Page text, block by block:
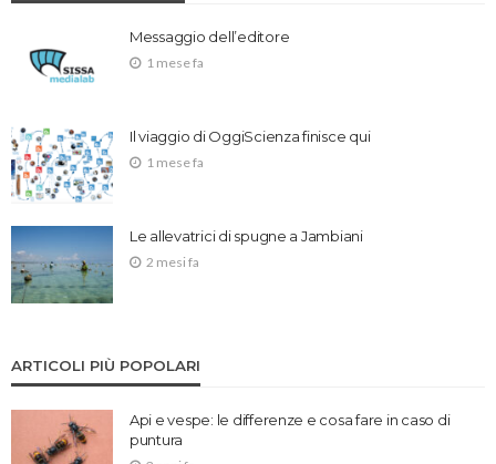
Messaggio dell’editore
1 mese fa
Il viaggio di OggiScienza finisce qui
1 mese fa
Le allevatrici di spugne a Jambiani
2 mesi fa
ARTICOLI PIÙ POPOLARI
Api e vespe: le differenze e cosa fare in caso di
puntura